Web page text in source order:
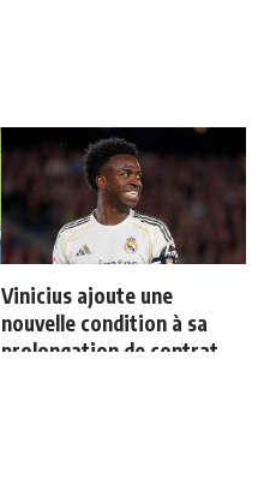
Vinicius ajoute une
nouvelle condition à sa
prolongation de contrat